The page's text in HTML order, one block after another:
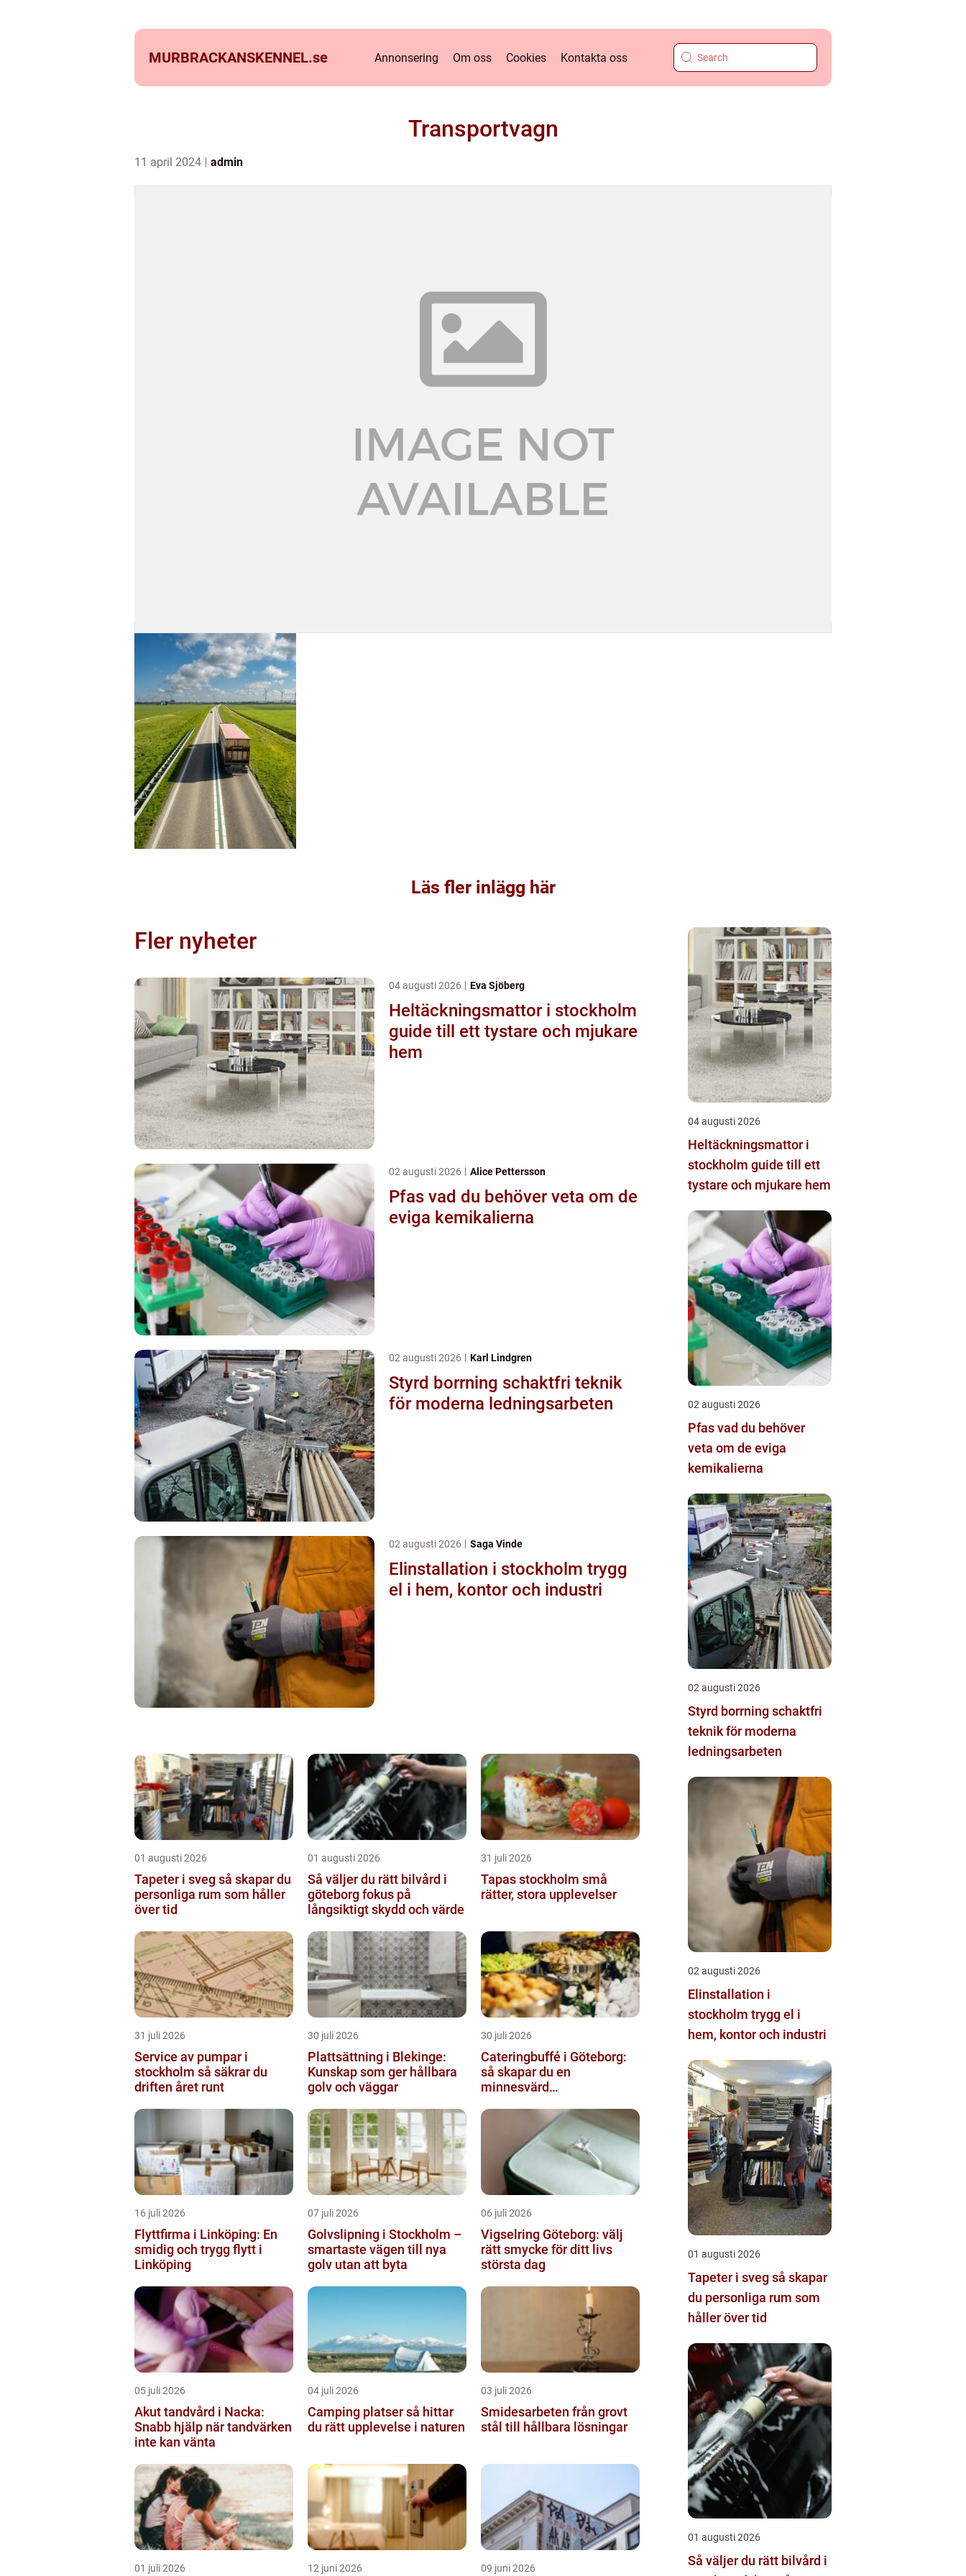
MURBRACKANSKENNEL.se Annonsering Om oss Cookies Kontakta oss
Transportvagn
11 april 2024 admin
Läs fler inlägg här
Fler nyheter
04 augusti 2026 Eva Sjöberg
Heltäckningsmattor i stockholm
guide till ett tystare och mjukare
hem
02 augusti 2026 Alice Pettersson
Pfas vad du behöver veta om de
eviga kemikalierna
02 augusti 2026 Karl Lindgren
Styrd borrning schaktfri teknik
för moderna ledningsarbeten
02 augusti 2026 Saga Vinde
Elinstallation i stockholm trygg
el i hem, kontor och industri
01 augusti 2026
Tapeter i sveg så skapar du
personliga rum som håller
över tid
01 augusti 2026
Så väljer du rätt bilvård i
göteborg fokus på
långsiktigt skydd och värde
31 juli 2026
Tapas stockholm små
rätter, stora upplevelser
31 juli 2026
Service av pumpar i
stockholm så säkrar du
driften året runt
30 juli 2026
Plattsättning i Blekinge:
Kunskap som ger hållbara
golv och väggar
30 juli 2026
Cateringbuffé i Göteborg:
så skapar du en
minnesvärd
16 juli 2026
Flyttfirma i Linköping: En
smidig och trygg flytt i
Linköping
07 juli 2026
Golvslipning i Stockholm –
smartaste vägen till nya
golv utan att byta
06 juli 2026
Vigselring Göteborg: välj
rätt smycke för ditt livs
största dag
05 juli 2026
Akut tandvård i Nacka:
Snabb hjälp när tandvärken
inte kan vänta
04 juli 2026
Camping platser så hittar
du rätt upplevelse i naturen
03 juli 2026
Smidesarbeten från grovt
stål till hållbara lösningar
01 juli 2026 12 juni 2026 09 juni 2026
04 augusti 2026
Heltäckningsmattor i
stockholm guide till ett
tystare och mjukare hem
02 augusti 2026
Pfas vad du behöver
veta om de eviga
kemikalierna
02 augusti 2026
Styrd borrning schaktfri
teknik för moderna
ledningsarbeten
02 augusti 2026
Elinstallation i
stockholm trygg el i
hem, kontor och industri
01 augusti 2026
Tapeter i sveg så skapar
du personliga rum som
håller över tid
01 augusti 2026
Så väljer du rätt bilvård i